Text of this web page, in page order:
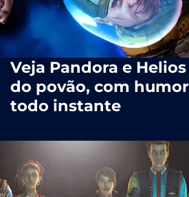
Veja Pandora e
do povão, com
todo instante